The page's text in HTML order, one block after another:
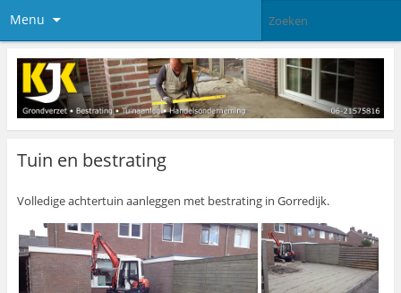
Menu
Tuin en bestrating
Volledige achtertuin aanleggen met bestrating in Gorredijk.